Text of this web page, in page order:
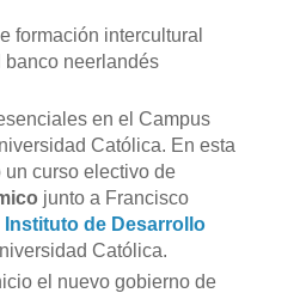
formación intercultural
banco neerlandés
en el Campus
Católica. En esta
curso electivo de
junto a Francisco
Instituto de Desarrollo
Católica.
el nuevo gobierno de